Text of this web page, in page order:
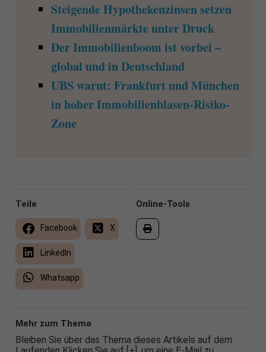
Steigende Hypothekenzinsen setzen
Immobilienmärkte unter Druck
Der Immobilienboom ist vorbei –
global und in Deutschland
UBS warnt: Frankfurt und München
in hoher Immobilienblasen-Risiko-
Zone
Online-Tools
Teile
Facebook X
LinkedIn
Whatsapp
Mehr zum Thema
Bleiben Sie über das Thema dieses Artikels auf dem